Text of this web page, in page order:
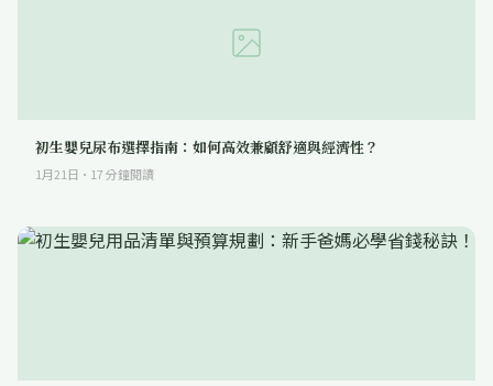
初生嬰兒尿布選擇指南：如何高效兼顧舒適與經濟性？
1月21日 · 17分鐘閱讀